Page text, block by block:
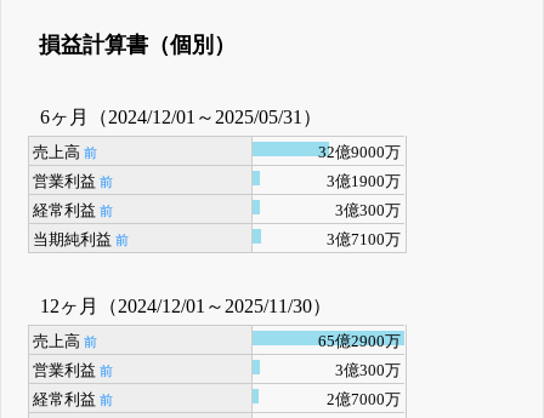
損益計算書（個別）
6ヶ月（2024/12/01～2025/05/31）
売上高前
32億9000万
営業利益前
3億1900万
経常利益前
3億300万
当期純利益前 3億7100万
12ヶ月（2024/12/01～2025/11/30）
売上高前
65億2900万
営業利益前
3億300万
経常利益前
2億7000万